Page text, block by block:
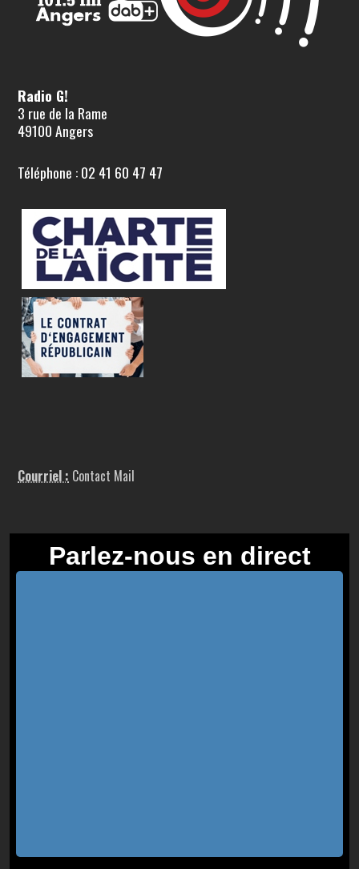
Radio G!
3 rue de la Rame
49100 Angers
Téléphone : 02 41 60 47 47
Courriel : Contact Mail